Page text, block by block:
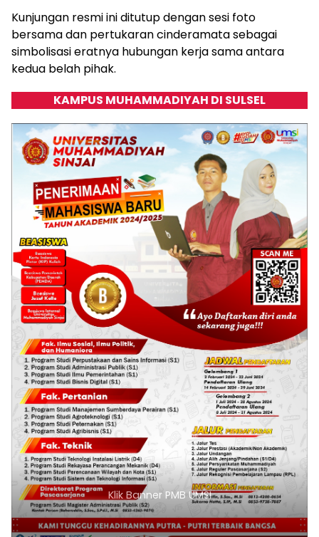
Kunjungan resmi ini ditutup dengan sesi foto
bersama dan pertukaran cinderamata sebagai
simbolisasi eratnya hubungan kerja sama antara
kedua belah pihak.
KAMPUS MUHAMMADIYAH DI SULSEL
Klik Banner PMB UMSI